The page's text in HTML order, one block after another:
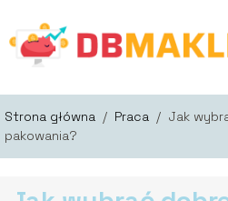
Strona główna / Praca / Jak
pakowania?